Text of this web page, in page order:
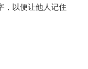
以便让他人记住